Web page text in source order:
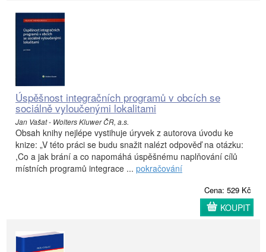
Úspěšnost integračních programů v obcích se
sociálně vyloučenými lokalitami
Jan Vašat - Wolters Kluwer ČR, a.s.
Obsah knihy nejlépe vystihuje úryvek z autorova úvodu ke
knize: „V této práci se budu snažit nalézt odpověď na otázku:
,Co a jak brání a co napo­máhá úspěšnému naplňování cílů
místních programů integrace ... pokračování
Cena: 529 Kč
KOUPIT